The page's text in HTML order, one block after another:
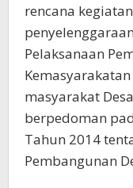
rencana
Pelaksanaan
masyarakat
berpedoman
Tahun 2014
Pembangunan